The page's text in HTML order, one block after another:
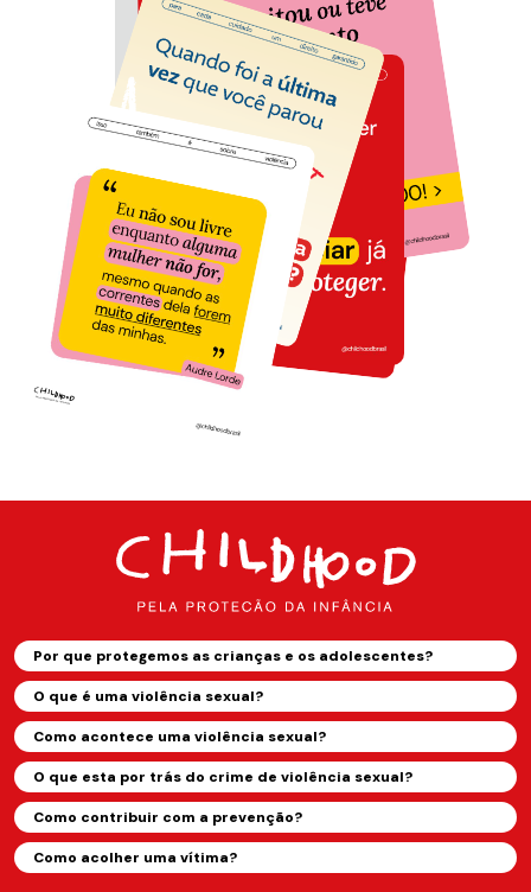
Por que protegemos as crianças e os adolescentes?
O que é uma violência sexual?
Como acontece uma violência sexual?
O que esta por trás do crime de violência sexual?
Como contribuir com a prevenção?
Como acolher uma vítima?